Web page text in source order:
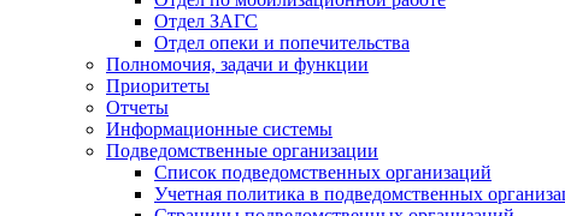
Отдел ЗАГС
Отдел опеки и попечительства
Полномочия, задачи и функции
Приоритеты
Отчеты
Информационные системы
Подведомственные организации
Список подведомственных организаций
Учетная политика в подведомственных